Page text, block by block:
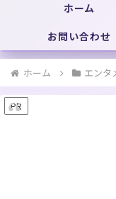
ホーム
お問い合わせ
ホーム エンタ
PR